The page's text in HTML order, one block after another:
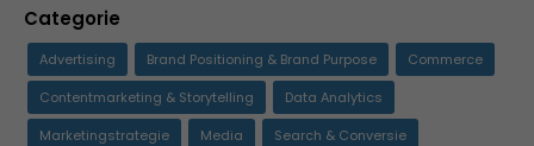
Categorie
Advertising Brand Positioning & Brand Purpose
Commerce
Contentmarketing & Storytelling
Data Analytics
Marketingstrategie
Media Search & Conversie